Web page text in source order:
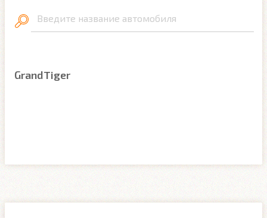
Введите название автомобиля
GrandTiger